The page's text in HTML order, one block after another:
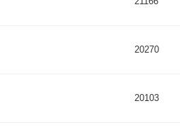
20270
20103